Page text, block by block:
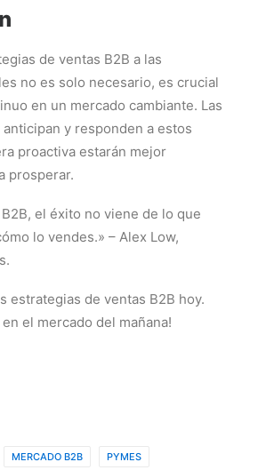
de ventas B2B a las
no es solo necesario, es crucial
en un mercado cambiante. Las
y responden a estos
proactiva estarán mejor
prosperar.
el éxito no viene de lo que
lo vendes.» – Alex Low,
estrategias de ventas B2B hoy.
el mercado del mañana!
MERCADO B2B PYMES